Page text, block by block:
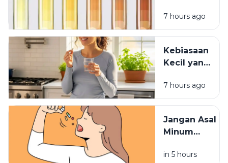
Minum
Vitamin? Ini
Penjelasannya
7 hours ago
Kebiasaan
Kecil yang
Vitamin
Tidak
Maksimal
7 hours ago
Jangan Asal
Minum
Waktu
in 5 hours